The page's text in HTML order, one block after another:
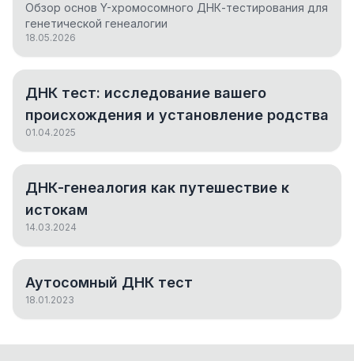
Обзор основ Y-хромосомного ДНК-тестирования для
генетической генеалогии
18.05.2026
ДНК тест: исследование вашего
происхождения и установление родства
01.04.2025
ДНК-генеалогия как путешествие к
истокам
14.03.2024
Аутосомный ДНК тест
18.01.2023